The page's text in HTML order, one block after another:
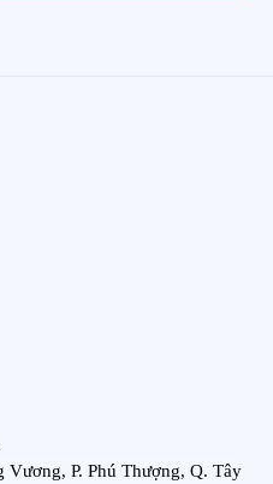
P. Phú Thượng, Q. Tây